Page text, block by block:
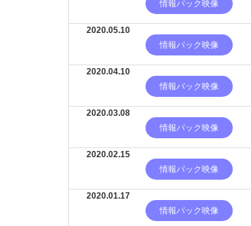
情報パック映像
2020.05.10
情報パック映像
2020.04.10
情報パック映像
2020.03.08
情報パック映像
2020.02.15
情報パック映像
2020.01.17
情報パック映像